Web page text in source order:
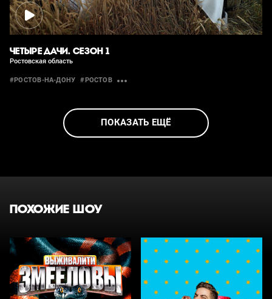
ЧЕТЫРЕ ДАЧИ. СЕЗОН 1
Ростовская область
#РОСТОВ-НА-ДОНУ #РОСТОВ
ПОКАЗАТЬ ЕЩЁ
ПОХОЖИЕ ШОУ